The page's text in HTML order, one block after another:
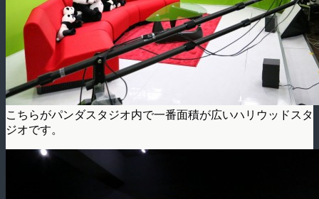
こちらがパンダスタジオ内で一番面積が広いハリウッドスタ
ジオです。